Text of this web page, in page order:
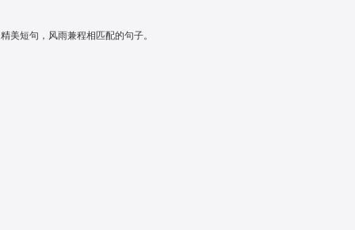
美短句，风雨兼程相匹配的句子。